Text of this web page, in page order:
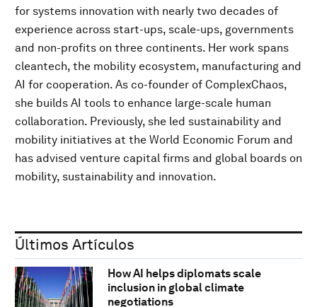
for systems innovation with nearly two decades of
experience across start-ups, scale-ups, governments
and non-profits on three continents. Her work spans
cleantech, the mobility ecosystem, manufacturing and
AI for cooperation. As co-founder of ComplexChaos,
she builds AI tools to enhance large-scale human
collaboration. Previously, she led sustainability and
mobility initiatives at the World Economic Forum and
has advised venture capital firms and global boards on
mobility, sustainability and innovation.
Últimos Artículos
How AI helps diplomats scale
inclusion in global climate
negotiations